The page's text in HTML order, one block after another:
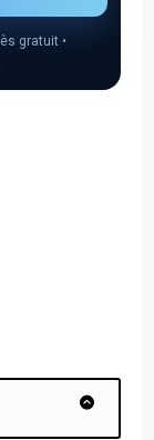
gratuit •